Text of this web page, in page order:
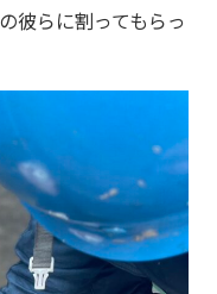
彼らに割ってもらっ